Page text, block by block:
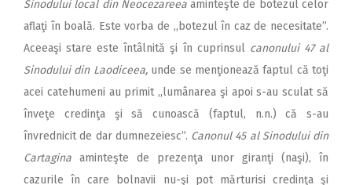
Sinodului local din Neocezareeaaminteşte de botezul celor
aflaţi în boală. Este vorba de ,,botezul în caz de necesitate”.
Aceeaşi stare este întâlnită şi în cuprinsul canonului 47 al
Sinodului din Laodiceea, unde se menţionează faptul că toţi
acei catehumeni au primit ,,lumânarea şi apoi s-au sculat să
înveţe credinţa şi să cunoască (faptul, n.n.) că s-au
învrednicit de dar dumnezeiesc”. Canonul 45 al Sinodului din
Cartagina aminteşte de prezenţa unor giranţi (naşi), în
cazurile în care bolnavii nu-şi pot mărturisi credinţa şi